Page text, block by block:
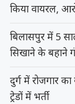
किया वायरल,
बिलासपुर में 5
सिखाने के बहाने
दुर्ग में रोजगार
ट्रेडों में भर्ती